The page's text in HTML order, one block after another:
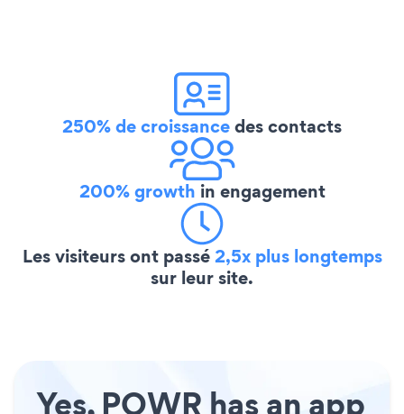
250% de croissancedes contacts
200% growth in engagement
Les visiteurs ont passé2,5x plus longtemps
sur leur site.
Yes, POWR has an app